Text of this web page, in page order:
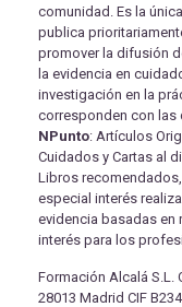
comunidad. Es la
publica
promover la difusión
la evidencia en
investigación en la
corresponden con las
NPunto: Artículos
Cuidados y Cartas al
Libros
especial interés
evidencia basadas
interés para los
Formación Alcalá S.L.
28013 Madrid CIF